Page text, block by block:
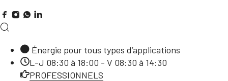
Énergie pour tous types d’applications
L-J 08:30 à 18:00 - V 08:30 à 14:30
PROFESSIONNELS